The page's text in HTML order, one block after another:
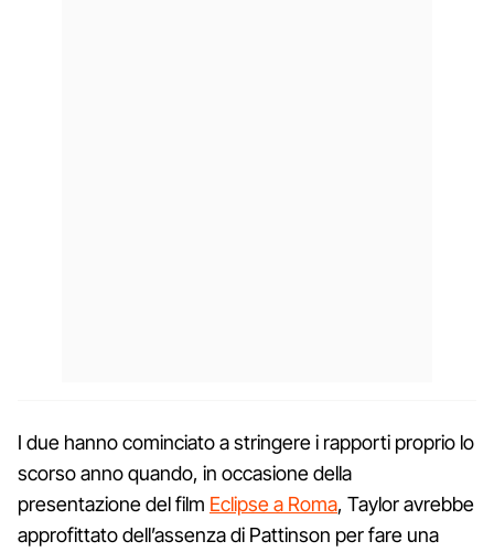
I due hanno cominciato a stringere i rapporti proprio lo
scorso anno quando, in occasione della
presentazione del film Eclipse a Roma, Taylor avrebbe
approfittato dell’assenza di Pattinson per fare una